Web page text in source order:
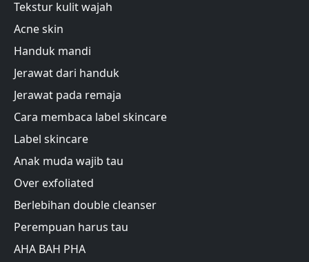
Tekstur kulit wajah
Acne skin
Handuk mandi
Jerawat dari handuk
Jerawat pada remaja
Cara membaca label skincare
Label skincare
Anak muda wajib tau
Over exfoliated
Berlebihan double cleanser
Perempuan harus tau
AHA BAH PHA